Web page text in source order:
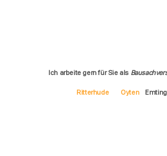
Ich arbeite gern für Sie als
Ritterhude Oyten